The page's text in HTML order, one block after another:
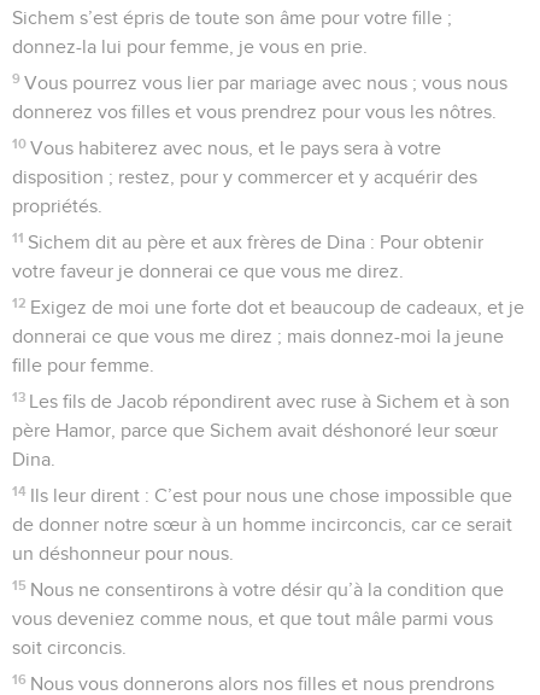
Sichem s’est épris de toute son âme pour votre fille ;
donnez-la lui pour femme, je vous en prie.
9 Vous pourrez vous lier par mariage avec nous ; vous nous
donnerez vos filles et vous prendrez pour vous les nôtres.
10 Vous habiterez avec nous, et le pays sera à votre
disposition ; restez, pour y commercer et y acquérir des
propriétés.
11 Sichem dit au père et aux frères de Dina : Pour obtenir
votre faveur je donnerai ce que vous me direz.
12 Exigez de moi une forte dot et beaucoup de cadeaux, et je
donnerai ce que vous me direz ; mais donnez-moi la jeune
fille pour femme.
13 Les fils de Jacob répondirent avec ruse à Sichem et à son
père Hamor, parce que Sichem avait déshonoré leur sœur
Dina.
14 Ils leur dirent : C’est pour nous une chose impossible que
de donner notre sœur à un homme incirconcis, car ce serait
un déshonneur pour nous.
15 Nous ne consentirons à votre désir qu’à la condition que
vous deveniez comme nous, et que tout mâle parmi vous
soit circoncis.
16 Nous vous donnerons alors nos filles et nous prendrons